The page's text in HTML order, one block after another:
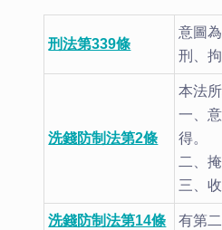
刑法第339條
意圖
刑、
洗錢防制法第2條
本法
一、
得。
二、
三、
洗錢防制法第14條 有第